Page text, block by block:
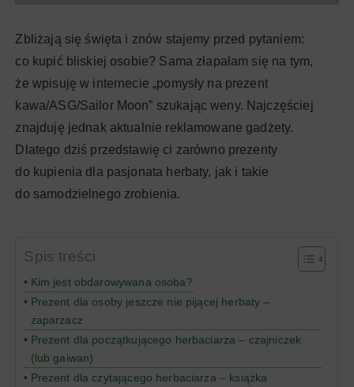
Zbliżają się święta i znów stajemy przed pytaniem:
co kupić bliskiej osobie? Sama złapałam się na tym,
że wpisuję w internecie „pomysły na prezent
kawa/ASG/Sailor Moon” szukając weny. Najczęściej
znajduję jednak aktualnie reklamowane gadżety.
Dlatego dziś przedstawię ci zarówno prezenty
do kupienia dla pasjonata herbaty, jak i takie
do samodzielnego zrobienia.
Spis treści
Kim jest obdarowywana osoba?
Prezent dla osoby jeszcze nie pijącej herbaty –
zaparzacz
Prezent dla początkującego herbaciarza – czajniczek
(lub gaiwan)
Prezent dla czytającego herbaciarza – książka